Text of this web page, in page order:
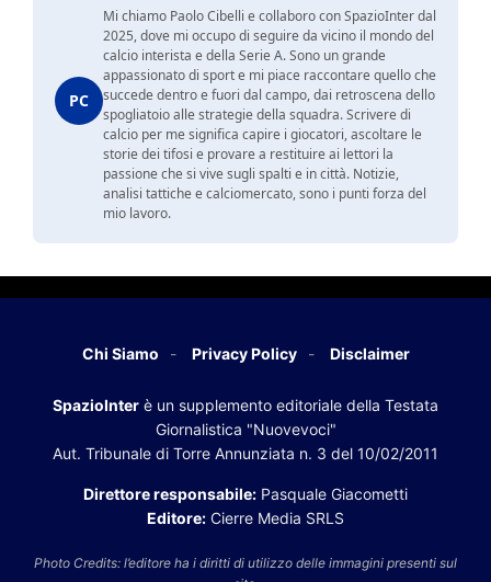
PC
Mi chiamo Paolo Cibelli e collaboro con SpazioInter dal
2025, dove mi occupo di seguire da vicino il mondo del
calcio interista e della Serie A. Sono un grande
appassionato di sport e mi piace raccontare quello che
succede dentro e fuori dal campo, dai retroscena dello
spogliatoio alle strategie della squadra. Scrivere di
calcio per me significa capire i giocatori, ascoltare le
storie dei tifosi e provare a restituire ai lettori la
passione che si vive sugli spalti e in città. Notizie,
analisi tattiche e calciomercato, sono i punti forza del
mio lavoro.
Chi Siamo Privacy Policy Disclaimer
SpazioInter è un supplemento editoriale della Testata
Giornalistica "Nuovevoci"
Aut. Tribunale di Torre Annunziata n. 3 del 10/02/2011
Direttore responsabile: Pasquale Giacometti
Editore: Cierre Media SRLS
Photo Credits: l’editore ha i diritti di utilizzo delle immagini presenti sul